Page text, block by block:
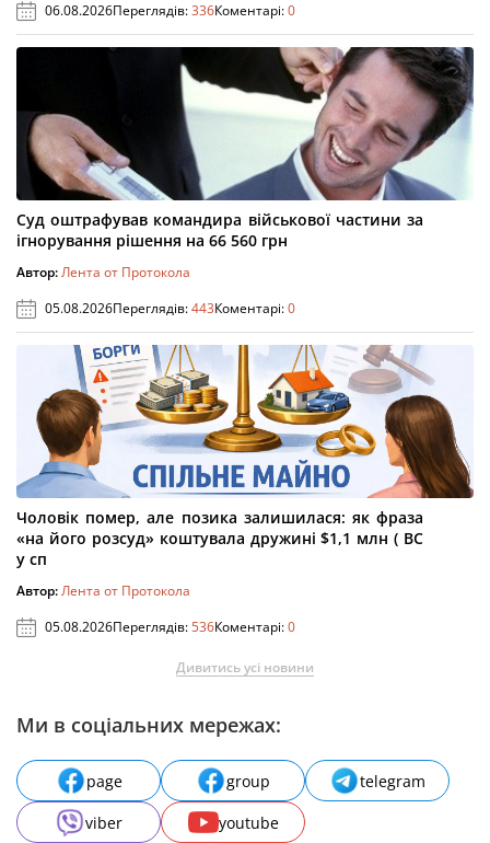
06.08.2026Переглядів:336Коментарі:0
Суд оштрафував командира військової частини за
ігнорування рішення на 66 560 грн
Автор:Лента от Протокола
05.08.2026Переглядів:443Коментарі:0
Чоловік помер, але позика залишилася: як фраза
«на його розсуд» коштувала дружині $1,1 млн ( ВС
у сп
Автор:Лента от Протокола
05.08.2026Переглядів:536Коментарі:0
Дивитись усі новини
Ми в соціальних мережах:
page group
telegram
viber
youtube